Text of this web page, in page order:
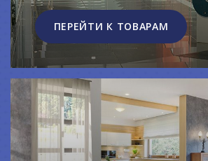
ПЕРЕЙТИ К ТОВАРАМ